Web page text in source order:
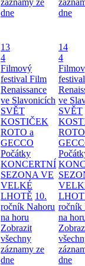
záznamy ze
dne
dne
13
4
Filmový
festival Film
Renaissance
ve Slavonicích
SVĚT
KOSTIČEK
ROTO a
GECCO
Počátky
KONCERTNÍ
SEZONA VE
VELKÉ
LHOTĚ 10.
ročník Nahoru
na horu
Zobrazit
všechny
záznamy ze
dne
14
4
ve
SVĚT
ročník
na
dne